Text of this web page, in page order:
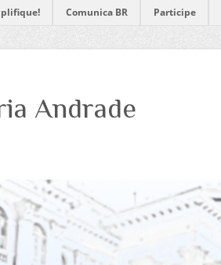
Comunica BR Participe
Andrade